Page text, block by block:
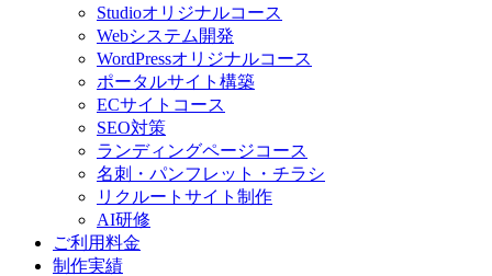
Studioオリジナルコース
Webシステム開発
WordPressオリジナルコース
ポータルサイト構築
ECサイトコース
SEO対策
ランディングページコース
名刺・パンフレット・チラシ
リクルートサイト制作
AI研修
ご利用料金
制作実績